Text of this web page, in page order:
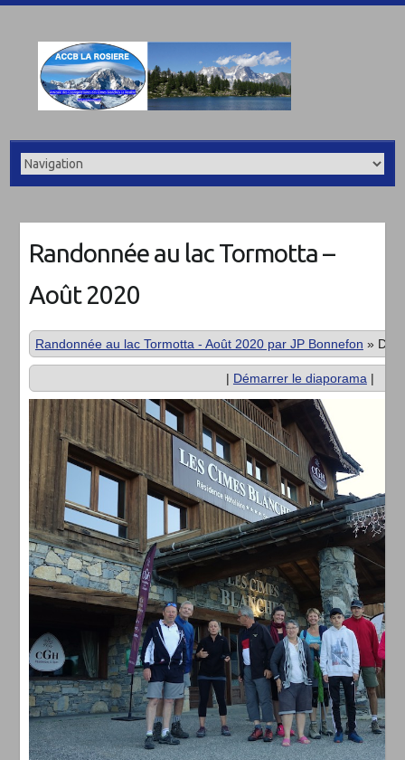
Randonnée au lac Tormotta –
Août 2020
Randonnée au lac Tormotta - Août 2020 par JP Bonnefon »
| Démarrer le diaporama |